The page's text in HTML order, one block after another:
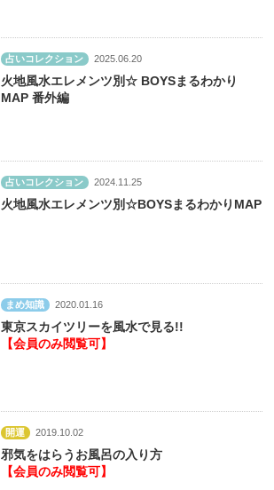
占いコレクション 2025.06.20
火地風水エレメンツ別☆ BOYSまるわかり
MAP 番外編
占いコレクション 2024.11.25
火地風水エレメンツ別☆BOYSまるわかりMAP
まめ知識 2020.01.16
東京スカイツリーを風水で見る!!
【会員のみ閲覧可】
開運 2019.10.02
邪気をはらうお風呂の入り方
【会員のみ閲覧可】